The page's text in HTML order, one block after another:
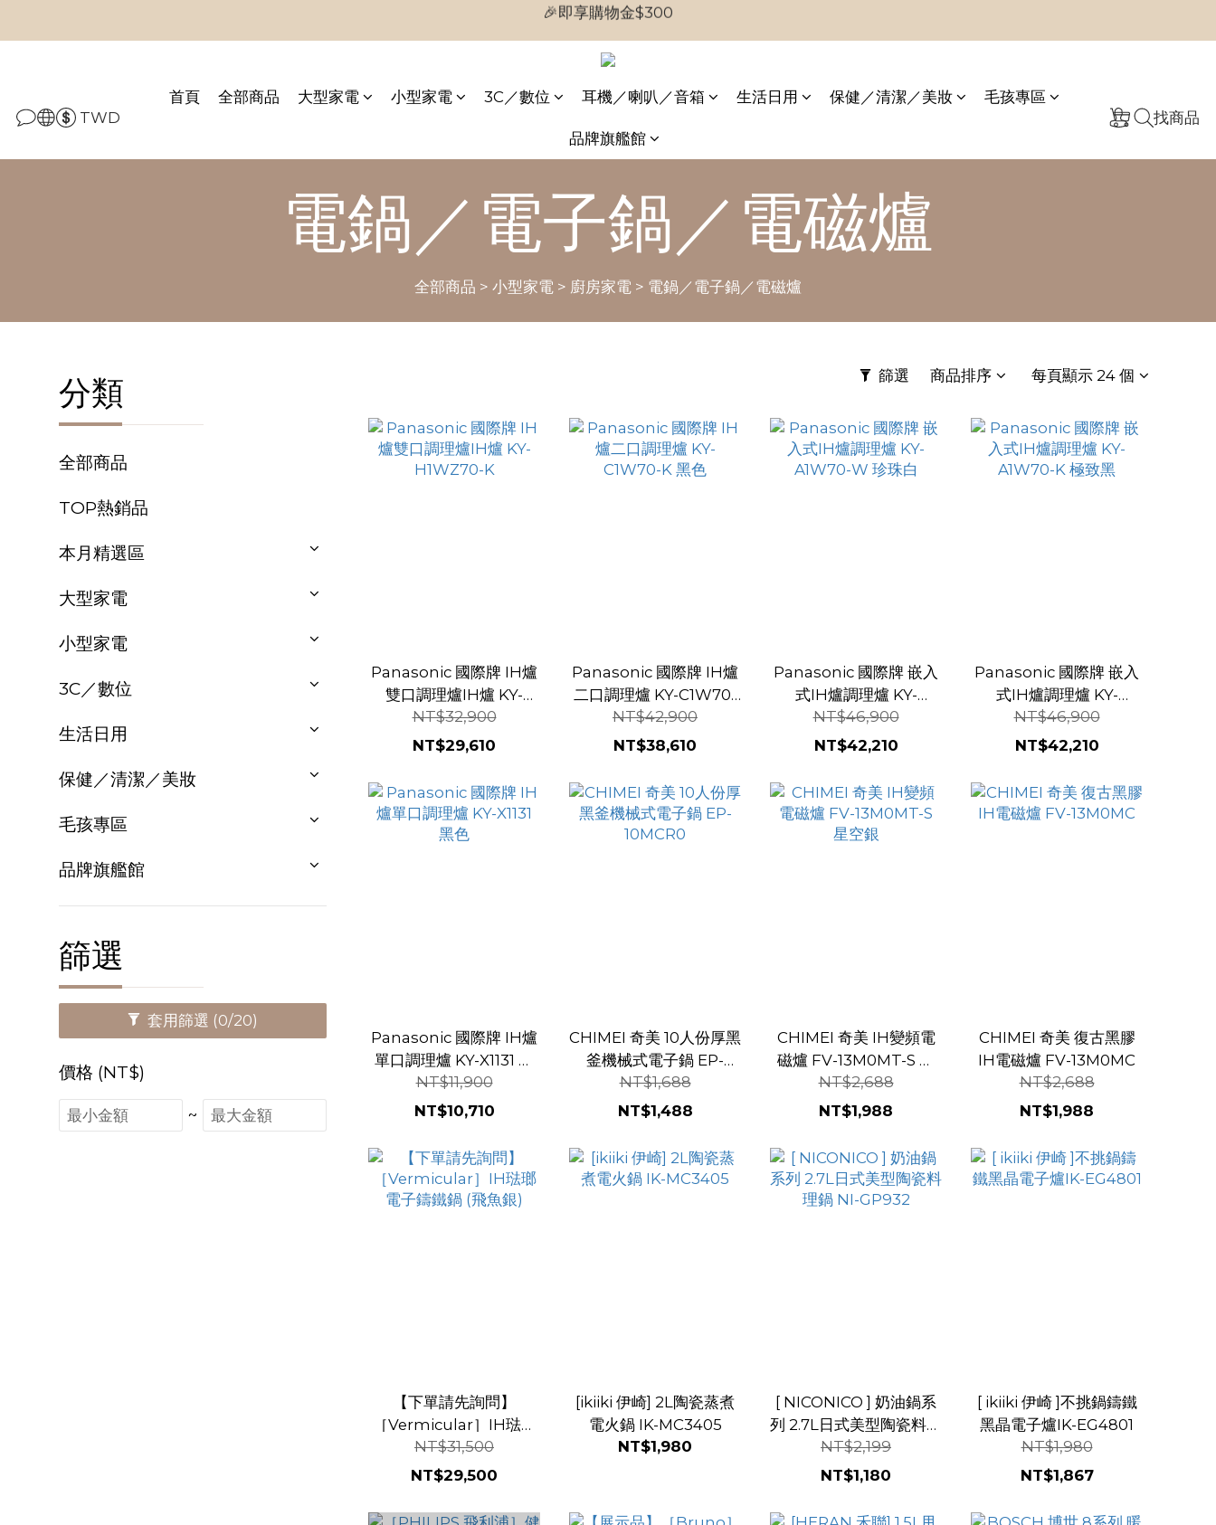
🎉首次加入會員
🎉首次加入會員
TWD
首頁 全部商品 大型家電 小型家電 3C／數位 耳機／喇叭／音箱 生活日用 保健／清潔／美妝 毛孩專區
品牌旗艦館
找商品
電鍋／電子鍋／電磁爐
全部商品 > 小型家電> 廚房家電> 電鍋／電子鍋／電磁爐
分類
全部商品
TOP熱銷品
本月精選區
大型家電
小型家電
3C／數位
生活日用
保健／清潔／美妝
毛孩專區
品牌旗艦館
篩選
套用篩選 (0/20)
價格 (NT$)
~
篩選 商品排序 每頁顯示 24 個
Panasonic 國際牌 IH爐
雙口調理爐IH爐 KY-
H1WZ70-K
NT$32,900
NT$29,610
Panasonic 國際牌 IH爐
二口調理爐 KY-C1W70-
K 黑色
NT$42,900
NT$38,610
Panasonic 國際牌 嵌入
式IH爐調理爐 KY-
A1W70-W 珍珠白
NT$46,900
NT$42,210
Panasonic 國際牌 嵌入
式IH爐調理爐 KY-
A1W70-K 極致黑
NT$46,900
NT$42,210
Panasonic 國際牌 IH爐
單口調理爐 KY-X1131 黑
色
NT$11,900
NT$10,710
CHIMEI 奇美 10人份厚黑
釜機械式電子鍋 EP-
10MCR0
NT$1,688
NT$1,488
CHIMEI 奇美 IH變頻電
磁爐 FV-13M0MT-S 星
空銀
NT$2,688
NT$1,988
CHIMEI 奇美 復古黑膠
IH電磁爐 FV-13M0MC
NT$2,688
NT$1,988
【下單請先詢問】
［Vermicular］IH琺瑯
電子鑄鐵鍋 (飛魚銀)
NT$31,500
NT$29,500
[ikiiki 伊崎] 2L陶瓷蒸煮
電火鍋 IK-MC3405
NT$1,980
[ NICONICO ] 奶油鍋系
列 2.7L日式美型陶瓷料理
鍋 NI-GP932
NT$2,199
NT$1,180
[ ikiiki 伊崎 ]不挑鍋鑄鐵
黑晶電子爐IK-EG4801
NT$1,980
NT$1,867